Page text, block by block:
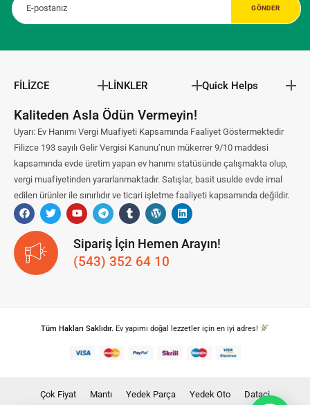
FİLİZCE LİNKLER Quick Helps
Kaliteden Asla Ödün Vermeyin!
Uyarı: Ev Hanımı Vergi Muafiyeti Kapsamında Faaliyet Göstermektedir
Filizce 193 sayılı Gelir Vergisi Kanunu’nun mükerrer 9/10 maddesi
kapsamında evde üretim yapan ev hanımı statüsünde çalışmakta olup,
vergi muafiyetinden yararlanmaktadır. Satışlar, basit usulde evde imal
edilen ürünler ile sınırlıdır ve ticari işletme faaliyeti kapsamında değildir.
Sipariş İçin Hemen Arayın!
(543) 352 64 10
Tüm Hakları Saklıdır. Ev yapımı doğal lezzetler için en iyi adres!
Çok Fiyat Mantı Yedek Parça Yedek Oto Dataci